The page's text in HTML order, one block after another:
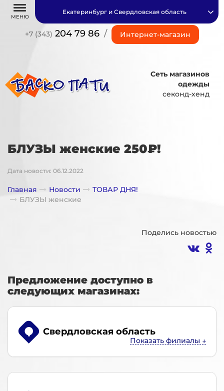
МЕНЮ
+7 (343) 204 79 86 / Интернет-магазин
Екатеринбург и Свердловская область
Сеть магазинов
одежды
секонд-хенд
БЛУЗЫ женские 250₽!
Дата новости: 06.12.2022
Главная Новости
ТОВАР ДНЯ!
БЛУЗЫ женские
Поделись новостью
Предложение доступно в
следующих магазинах:
Свердловская область